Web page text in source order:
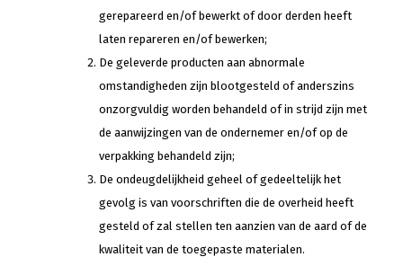
gerepareerd en/of bewerkt of door derden heeft
laten repareren en/of bewerken;
De geleverde producten aan abnormale
omstandigheden zijn blootgesteld of anderszins
onzorgvuldig worden behandeld of in strijd zijn met
de aanwijzingen van de ondernemer en/of op de
verpakking behandeld zijn;
De ondeugdelijkheid geheel of gedeeltelijk het
gevolg is van voorschriften die de overheid heeft
gesteld of zal stellen ten aanzien van de aard of de
kwaliteit van de toegepaste materialen.